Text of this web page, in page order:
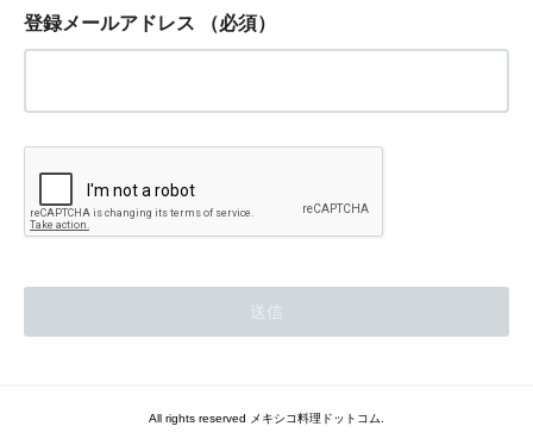
登録メールアドレス （必須）
All rights reserved メキシコ料理ドットコム.